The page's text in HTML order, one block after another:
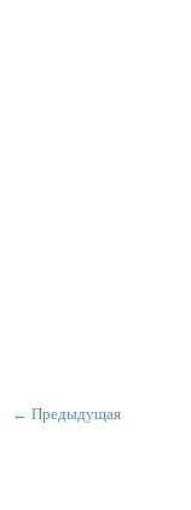
← Предыдущая